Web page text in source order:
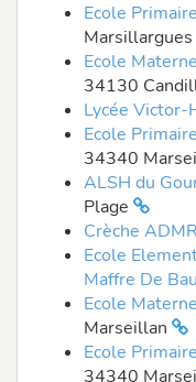
Ecole
Marsillargues
Ecole
34130
Lycée Victor-
Ecole
34340
ALSH du
Plage
Crèche
Ecole
Maffre De
Ecole
Marseillan
Ecole
34340